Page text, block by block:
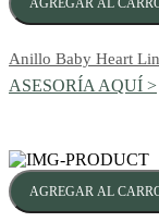
AGREGAR AL
Anillo Baby Heart
ASESORÍA AQUÍ >
AGREGAR AL